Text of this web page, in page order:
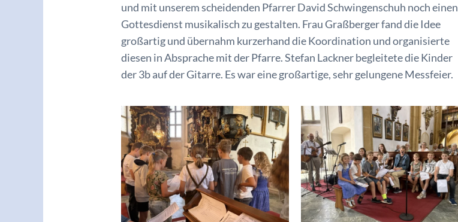
und mit unserem scheidenden Pfarrer David Schwingenschuh noch einen
Gottesdienst musikalisch zu gestalten. Frau Graßberger fand die Idee
großartig und übernahm kurzerhand die Koordination und organisierte
diesen in Absprache mit der Pfarre. Stefan Lackner begleitete die Kinder
der 3b auf der Gitarre. Es war eine großartige, sehr gelungene Messfeier.